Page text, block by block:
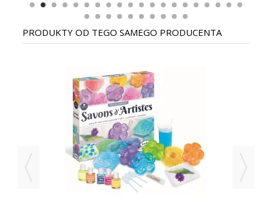
PRODUKTY OD TEGO SAMEGO PRODUCENTA